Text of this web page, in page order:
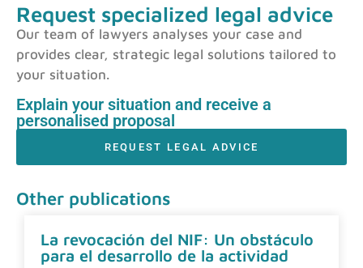
Request specialized legal advice
Our team of lawyers analyses your case and
provides clear, strategic legal solutions tailored to
your situation.
Explain your situation and receive a
personalised proposal
REQUEST LEGAL ADVICE
Other publications
La revocación del NIF: Un obstáculo
para el desarrollo de la actividad